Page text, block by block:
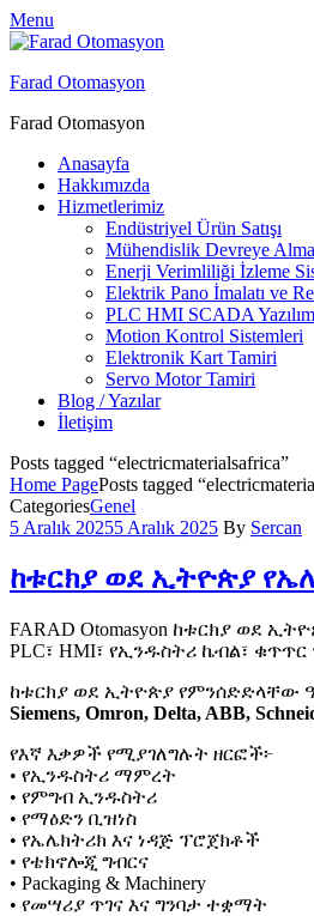
Menu
Farad Otomasyon
Farad Otomasyon
Anasayfa
Hakkımızda
Hizmetlerimiz
Endüstriyel Ürün Satışı
Mühendislik Devreye Alma
Enerji Verimliliği İzleme
Elektrik Pano İmalatı ve
PLC HMI SCADA
Motion Kontrol Sistemleri
Elektronik Kart Tamiri
Servo Motor Tamiri
Blog / Yazılar
İletişim
Posts tagged “electricmaterialsafrica”
Home PagePosts tagged
CategoriesGenel
5 Aralık 20255 Aralık 2025 By Sercan
ከቱርክያ ወደ ኢትዮጵያ
FARAD Otomasyon ከቱርክያ ወደ
PLC፣ HMI፣ የኢንዱስትሪ ኬብል፣
ከቱርክያ ወደ ኢትዮጵያ የምንሰድድላቸው
Siemens, Omron, Delta, ABB,
የእኛ እቃዎች የሚያገለግሉት ዘርፎች፦
• የኢንዱስትሪ ማምረት
• የምግብ ኢንዱስትሪ
• የማዕድን ቢዝነስ
• የኤሌክትሪክ እና ነዳጅ ፕሮጀክቶች
• የቴክኖሎጂ ግብርና
• Packaging & Machinery
• የመሣሪያ ጥገና እና ግንባታ ተቋማት